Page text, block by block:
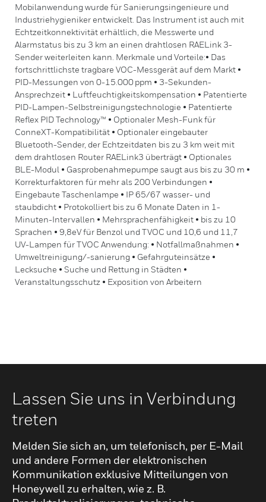
Mobilanwendung wurde für Sanierungsingenieure und
Industriehygieniker entwickelt. Das Instrument ist auch mit
Echtzeitkonnektivität erhältlich, die Messwerte und
Alarmstatus bis zu 3 km an einen drahtlosen RAELink 3-
Sender weiterleiten kann. Merkmale und Vorteile:• Das
fortschrittlichste tragbare VOC-Messgerät auf dem Markt •
PID-Messungen von 0-15.000 ppm • 3-Sekunden-
Ansprechzeit • Luftfeuchtigkeitskompensation • Patentierte
PID-Lampen-Selbstreinigungstechnologie • Patentierte
Reflex PID Technology™ • Optionaler Mesh-Funk für
ConneXT-Kompatibilität • Optionaler eingebauter
Bluetooth-Sender, der Echtzeitdaten bis zu 3 km weit mit
dem drahtlosen Router RAELink3 überträgt • Optionales
BLE-Modul • Gasprobenahmepumpe saugt aus bis zu 30 m •
Korrekturfaktoren für mehr als 200 Verbindungen •
Eingebaute Taschenlampe • IP 65/67 wasser- und
staubdicht • Protokolliert bis zu 6 Monate Daten in 1-
Minuten-Intervallen • Mehrsprachenfähigkeit • bis zu 10
Sprachen • 9,8eV für Benzol und TVOC und 10,6 und 11,7
UV-Lampen für TVOC Anwendung: • Notfallmaßnahmen •
Umweltreinigung/-sanierung • Gefahrguteinsätze •
Lecksuche • Suche und Rettung in Städten •
Veranstaltungsschutz • Exposition von Arbeitern
Lassen Sie uns in Verbindung
treten
Melden Sie sich an, um telefonisch, per E-Mail
und andere Formen der elektronischen
Kommunikation exklusive Mitteilungen von
Honeywell zu erhalten, wie z. B.